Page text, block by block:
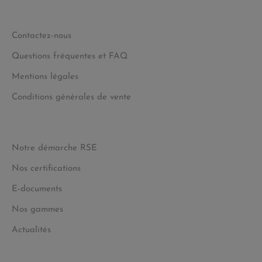
Contactez-nous
Questions fréquentes et FAQ
Mentions légales
Conditions générales de vente
Notre démarche RSE
Nos certifications
E-documents
Nos gammes
Actualités